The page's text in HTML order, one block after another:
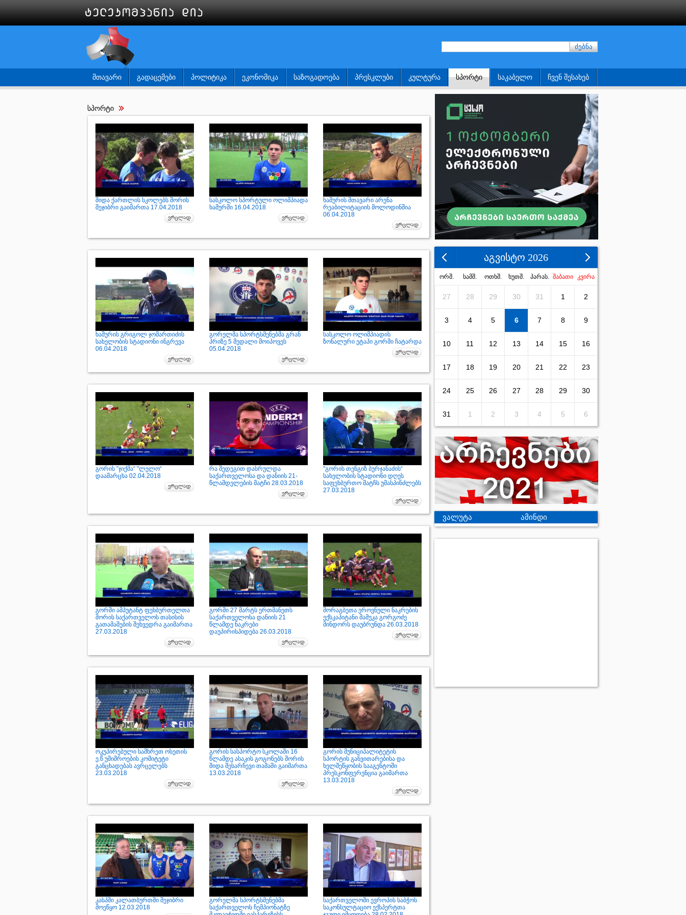
ძებნა
ᲛᲗᲐᲕᲐᲠᲘ ᲒᲐᲓᲐᲪᲔᲛᲔᲑᲘ ᲞᲝᲚᲘᲢᲘᲙᲐ ᲔᲙᲝᲜᲝᲛᲘᲙᲐ ᲡᲐᲖᲝᲒᲐᲓᲝᲔᲑᲐ ᲞᲠᲔᲡᲙᲚᲣᲑᲘ ᲙᲣᲚᲢᲣᲠᲐ ᲡᲞᲝᲠᲢᲘ ᲡᲐᲙᲐᲑᲔᲚᲝ ᲩᲕᲔᲜ ᲨᲔᲡᲐᲮᲔᲑ
სპორტი
შიდა ქართლის სკოლებს შორის
შეჯიბრი გაიმართა 17.04.2018
სასკოლო სპორტული ოლიმპიადა
ხაშურში 16.04.2018
ხაშურის მთავარი არენა
რეაბილიტაციის მოლოდინშია
06.04.2018
ხაშურის გრიგოლ ჯომართიძის
სახელობის სტადიონი ინგრევა
06.04.2018
გორელმა სპორტსმენებმა გრან
პრიზე 5 მედალი მოიპოვეს
05.04.2018
სასკოლო ოლიმპიადის
ზონალური ეტაპი გორში ჩატარდა
გორის "ჯიქმა“ "ლელო“
დაამარცხა 02.04.2018
რა შედეგით დასრულდა
საქართველოსა და დანიის 21-
წლამდელების მატჩი 28.03.2018
"გორის თენგიზ ბურჯანაძის“
სახელობის სტადიონი დღეს
საფეხბურთო მატჩს უმასპინძლებს
27.03.2018
გორში ამპუტანტ ფეხბურთელთა
შორის საქართველოს თასისის
გათამაშების შეხვედრა გაიმართა
27.03.2018
გორში 27 მარტს ერთმანეთს
საქართველოსა დანიის 21
წლამდე ნაკრები
დაუპირისპიდება 26.03.2018
მორაგბეთა ეროვნული ნაკრების
ექსკაპიტანი მამუკა გორგოძე
მინდორს დაუბრუნდა 26.03.2018
ოკუპირებული სამხრეთ ოსეთის
ე.წ უშიშროების კომიტეტი
განცხადებას ავრცელებს
23.03.2018
გორის სასპორტო სკოლაში 16
წლამდე ასაკის გოგონებს შორის
შიდა შესარჩევი თამაში გაიმართა
13.03.2018
გორის მუნიციპალიტეტის
სპორტის განვითარებისა და
ხელშეწყობის სააგენტოში
პრესკონფერენცია გაიმართა
13.03.2018
კასპში კალათბურთში შეჯიბრი
მოეწყო 12.03.2018
გორელმა სპორტსმენებმა
საქართველოს ჩემპიონატზე
საქართველოში ევროპის საბჭოს
საკონსულტაციო ექსპერტთა
აგვისტო 2026
ორშ. სამშ. ოთხშ. ხუთშ. პარას. შაბათი კვირა
27 28 29 30 31 1 2
3 4 5 6 7 8 9
10 11 12 13 14 15 16
17 18 19 20 21 22 23
24 25 26 27 28 29 30
31 1 2 3 4 5 6
ვალუტა ამინდი